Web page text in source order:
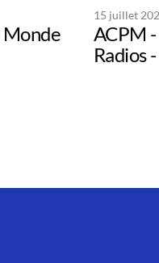
Monde
15 juillet
ACPM
Radios